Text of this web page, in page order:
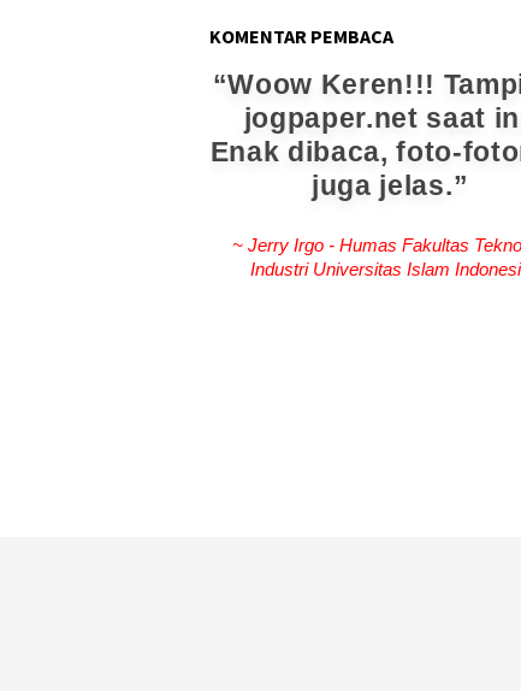
KOMENTAR PEMBACA
Woow Keren!!!
jogpaper.net saat
Enak dibaca, foto-
juga jelas.
~ Jerry Irgo - Humas Fakultas
Industri Universitas Islam